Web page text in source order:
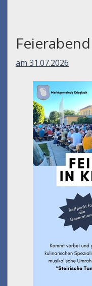
am 31.07.2026